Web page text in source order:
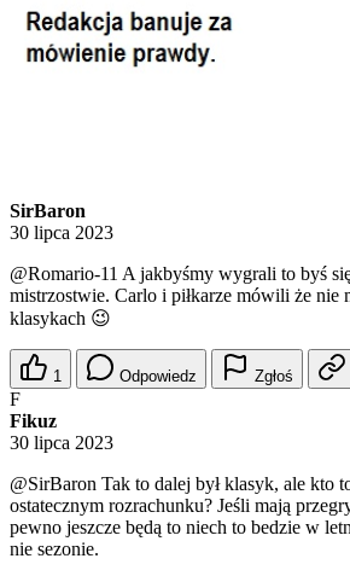
SirBaron
30 lipca 2023
@Romario-11 A jakbyśmy wygrali to byś
mistrzostwie. Carlo i piłkarze mówili że nie
klasykach 😉
1 Odpowiedz Zgłoś
F
Fikuz
30 lipca 2023
@SirBaron Tak to dalej był klasyk, ale kto
ostatecznym rozrachunku? Jeśli mają
pewno jeszcze będą to niech to bedzie w
nie sezonie.